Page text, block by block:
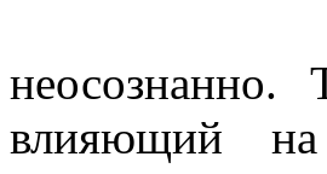
Воздух,
влияющий на